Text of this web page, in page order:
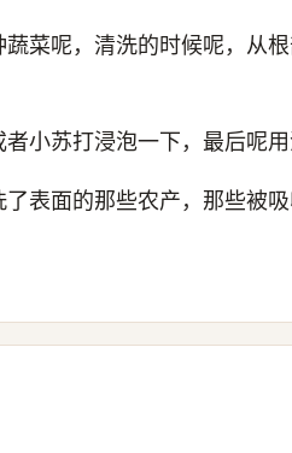
菜呢，清洗的时候呢，从
小苏打浸泡一下，最后呢用
表面的那些农产，那些被